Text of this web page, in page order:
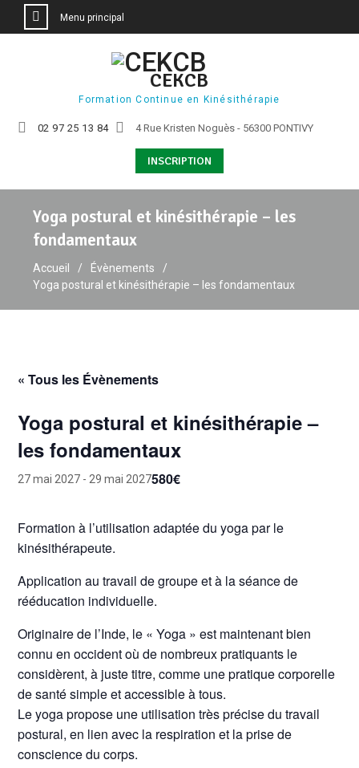
Menu principal
CEKCB
Formation Continue en Kinésithérapie
02 97 25 13 84 4 Rue Kristen Noguès - 56300 PONTIVY
INSCRIPTION
Yoga postural et kinésithérapie – les
fondamentaux
Accueil
Évènements
Yoga postural et kinésithérapie – les fondamentaux
« Tous les Évènements
Yoga postural et kinésithérapie –
les fondamentaux
27 mai 2027- 29 mai 2027580€
Formation à l’utilisation adaptée du yoga par le
kinésithérapeute.
Application au travail de groupe et à la séance de
rééducation individuelle.
Originaire de l’Inde, le « Yoga » est maintenant bien
connu en occident où de nombreux pratiquants le
considèrent, à juste titre, comme une pratique corporelle
de santé simple et accessible à tous.
Le yoga propose une utilisation très précise du travail
postural, en lien avec la respiration et la prise de
conscience du corps.